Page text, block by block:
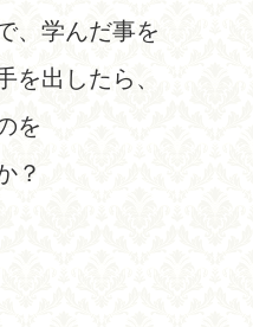
、学んだ事を
を出したら、
を
？